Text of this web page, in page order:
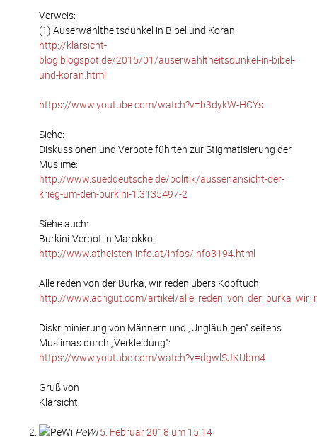
Verweis:
(1) Auserwähltheitsdünkel in Bibel und Koran:
http://klarsicht-
blog.blogspot.de/2015/01/auserwahltheitsdunkel-in-bibel-
und-koran.html
https://www.youtube.com/watch?v=b3dykW-HCYs
Siehe:
Diskussionen und Verbote führten zur Stigmatisierung der
Muslime:
http://www.sueddeutsche.de/politik/aussenansicht-der-
krieg-um-den-burkini-1.3135497-2
Siehe auch:
Burkini-Verbot in Marokko:
http://www.atheisten-info.at/infos/info3194.html
Alle reden von der Burka, wir reden übers Kopftuch:
http://www.achgut.com/artikel/
Diskriminierung von Männern und „Ungläubigen“ seitens
Muslimas durch „Verkleidung“:
https://www.youtube.com/watch?v=dgwlSJKUbm4
Gruß von
Klarsicht
PeWi 5. Februar 2018 um 15:14